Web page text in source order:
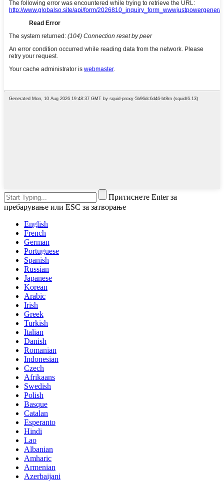
Притиснете Enter за
пребарување или ESC за затворање
English
French
German
Portuguese
Spanish
Russian
Japanese
Korean
Arabic
Irish
Greek
Turkish
Italian
Danish
Romanian
Indonesian
Czech
Afrikaans
Swedish
Polish
Basque
Catalan
Esperanto
Hindi
Lao
Albanian
Amharic
Armenian
Azerbaijani